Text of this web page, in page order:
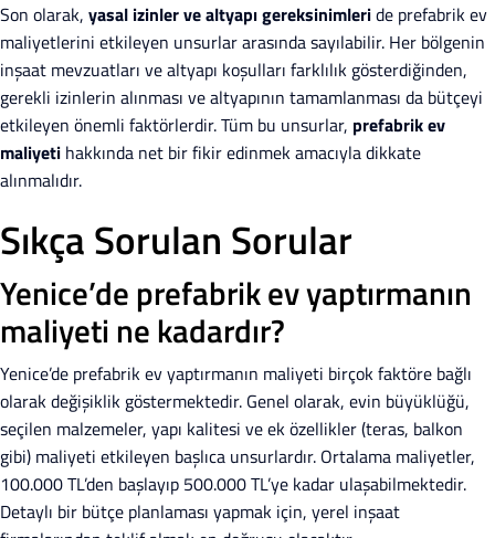
Son olarak, yasal izinler ve altyapı gereksinimleride prefabrik ev
maliyetlerini etkileyen unsurlar arasında sayılabilir. Her bölgenin
inşaat mevzuatları ve altyapı koşulları farklılık gösterdiğinden,
gerekli izinlerin alınması ve altyapının tamamlanması da bütçeyi
etkileyen önemli faktörlerdir. Tüm bu unsurlar, prefabrik ev
maliyeti hakkında net bir fikir edinmek amacıyla dikkate
alınmalıdır.
Sıkça Sorulan Sorular
Yenice’de prefabrik ev yaptırmanın
maliyeti ne kadardır?
Yenice’de prefabrik ev yaptırmanın maliyeti birçok faktöre bağlı
olarak değişiklik göstermektedir. Genel olarak, evin büyüklüğü,
seçilen malzemeler, yapı kalitesi ve ek özellikler (teras, balkon
gibi) maliyeti etkileyen başlıca unsurlardır. Ortalama maliyetler,
100.000 TL’den başlayıp 500.000 TL’ye kadar ulaşabilmektedir.
Detaylı bir bütçe planlaması yapmak için, yerel inşaat